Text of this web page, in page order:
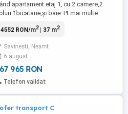
apartament etaj 1, cu 2 camere,2
1bicatarie,și baie. Pt mai multe
mulțumesc
4552 RON/m2| 37 m2
Savinesti, Neamt
6 august
965 RON
Telefon validat
transport C